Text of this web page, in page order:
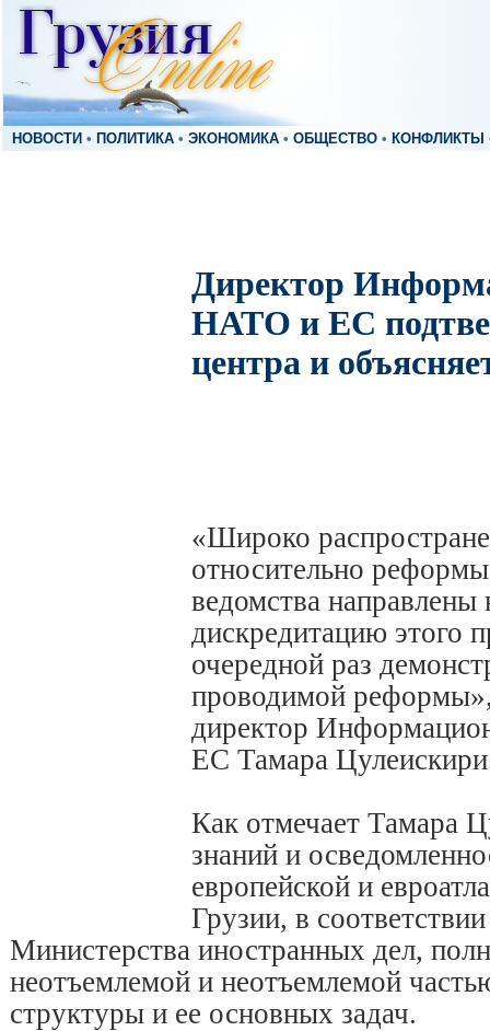
НОВОСТИ • ПОЛИТИКА • ЭКОНОМИКА • ОБЩЕСТВО • КОНФЛИКТЫ
Директор
НАТО и ЕС
центра и
«Широко
относительно
ведомства
дискредитацию этого
очередной раз
проводимой
директор
ЕС Тамара
Как отмечает Тамара
знаний и
европейской и
Грузии, в
Министерства иностранных дел,
неотъемлемой и неотъемлемой
структуры и ее основных задач.